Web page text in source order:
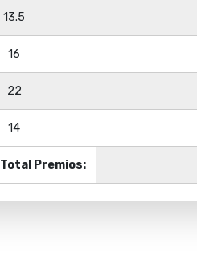
13.5
16
22
14
Total Premios: